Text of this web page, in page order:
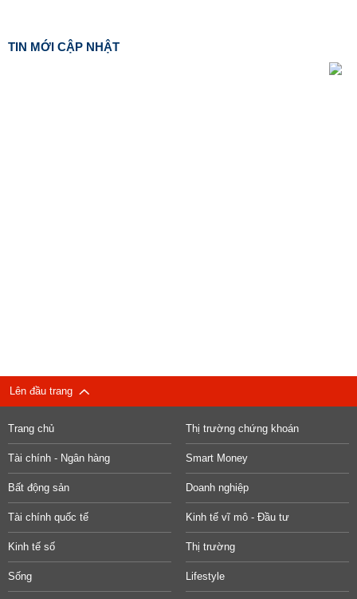
TIN MỚI CẬP NHẬT
Lên đầu trang
Trang chủ Thị trường chứng khoán
Tài chính - Ngân hàng Smart Money
Bất động sản Doanh nghiệp
Tài chính quốc tế Kinh tế vĩ mô - Đầu tư
Kinh tế số Thị trường
Sống Lifestyle